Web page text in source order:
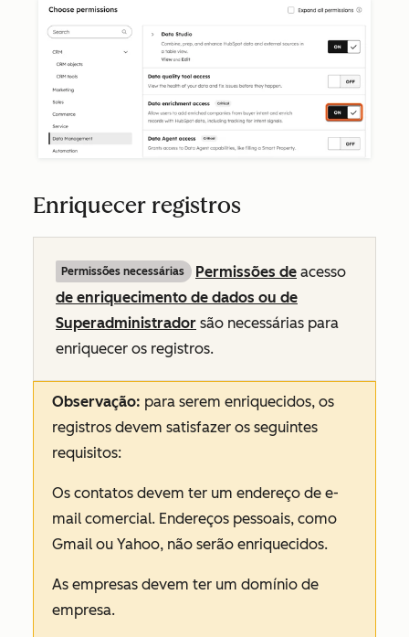
Enriquecer registros
Permissões necessárias Permissões de acesso
de enriquecimento de dados ou de
Superadministrador são necessárias para
enriquecer os registros.
Observação: para serem enriquecidos, os
registros devem satisfazer os seguintes
requisitos:
Os contatos devem ter um endereço de e-
mail comercial. Endereços pessoais, como
Gmail ou Yahoo, não serão enriquecidos.
As empresas devem ter um domínio de
empresa.